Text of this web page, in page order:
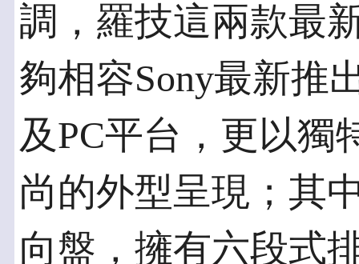
調，羅技這兩款最
夠相容Sony最新推
及PC平台，更以獨
尚的外型呈現；其
向盤，擁有六段式